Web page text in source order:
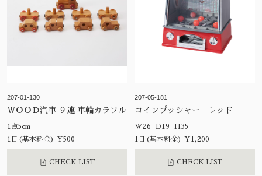
207-01-130
ＷＯＯＤ汽車 ９連 車輪カラフル
1点5cm
1日(基本料金) ¥500
CHECK LIST
207-05-181
コインプッシャー レッド
W26 D19 H35
1日(基本料金) ¥1,200
CHECK LIST